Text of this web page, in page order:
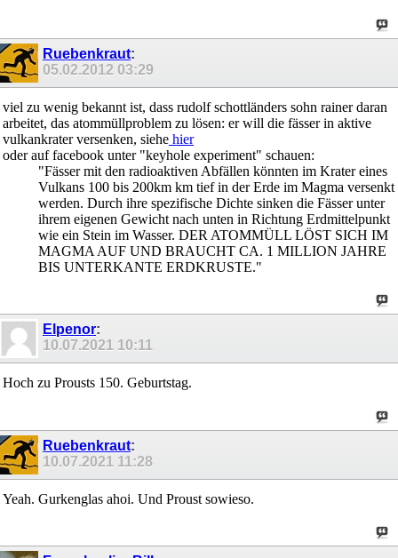
Ruebenkraut:
05.02.2012 03:29
viel zu wenig bekannt ist, dass rudolf schottländers sohn rainer daran
arbeitet, das atommüllproblem zu lösen: er will die fässer in aktive
vulkankrater versenken, siehe hier
oder auf facebook unter "keyhole experiment" schauen:
"Fässer mit den radioaktiven Abfällen könnten im Krater eines
Vulkans 100 bis 200km km tief in der Erde im Magma versenkt
werden. Durch ihre spezifische Dichte sinken die Fässer unter
ihrem eigenen Gewicht nach unten in Richtung Erdmittelpunkt
wie ein Stein im Wasser. DER ATOMMÜLL LÖST SICH IM
MAGMA AUF UND BRAUCHT CA. 1 MILLION JAHRE
BIS UNTERKANTE ERDKRUSTE."
Elpenor:
10.07.2021 10:11
Hoch zu Prousts 150. Geburtstag.
Ruebenkraut:
10.07.2021 11:28
Yeah. Gurkenglas ahoi. Und Proust sowieso.